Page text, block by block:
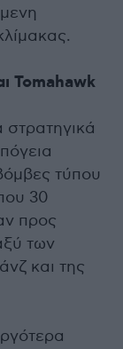
Tomahawk
στρατηγικά
τύπου
30
προς
των
και της